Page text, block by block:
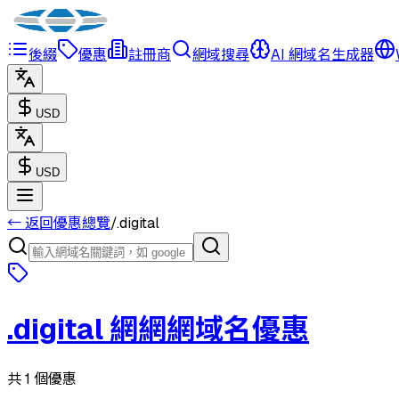
後綴 優惠 註冊商 網域搜尋 AI 網域名生成器
USD
USD
← 返回優惠總覽/.digital
.digital網網網域名優惠
共 1 個優惠